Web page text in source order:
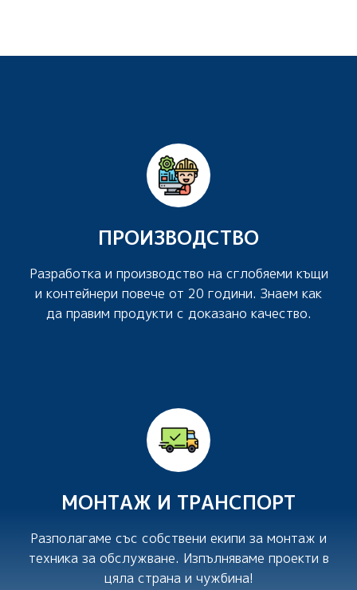
ПРОИЗВОДСТВО
Разработка и производство на сглобяеми къщи
и контейнери повече от 20 години. Знаем как
да правим продукти с доказано качество.
МОНТАЖ И ТРАНСПОРТ
Разполагаме със собствени екипи за монтаж и
техника за обслужване. Изпълняваме проекти в
цяла страна и чужбина!